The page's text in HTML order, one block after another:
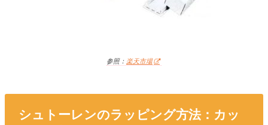
参照： 楽天市場
シュトーレンのラッピング方法：カッ